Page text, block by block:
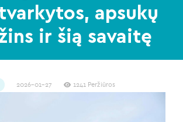
apsukų
ir šią savaitę
2026-01-27 1241 Peržiūros